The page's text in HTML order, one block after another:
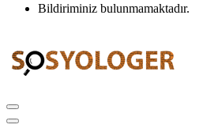
Bildiriminiz bulunmamaktadır.